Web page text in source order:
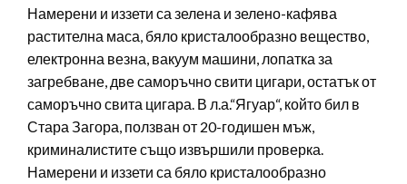
Намерени и иззети са зелена и зелено-кафява
растителна маса, бяло кристалообразно вещество,
електронна везна, вакуум машини, лопатка за
загребване, две саморъчно свити цигари, остатък от
саморъчно свита цигара. В л.а.“Ягуар“, който бил в
Стара Загора, ползван от 20-годишен мъж,
криминалистите също извършили проверка.
Намерени и иззети са бяло кристалообразно